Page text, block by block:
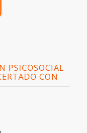
PSICOSOCIAL
CON